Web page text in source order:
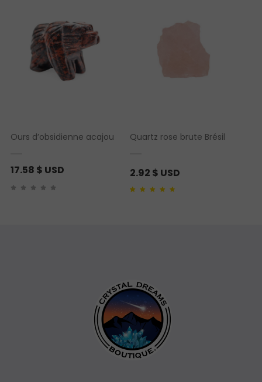
Ours d’obsidienne acajou
17.58 $ USD
Quartz rose brute Brésil
2.92 $ USD